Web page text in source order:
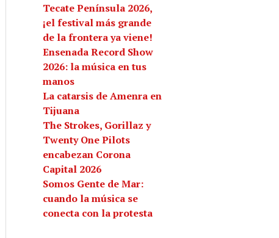
Tecate Península 2026,
¡el festival más grande
de la frontera ya viene!
Ensenada Record Show
2026: la música en tus
manos
La catarsis de Amenra en
Tijuana
The Strokes, Gorillaz y
Twenty One Pilots
encabezan Corona
Capital 2026
Somos Gente de Mar:
cuando la música se
conecta con la protesta